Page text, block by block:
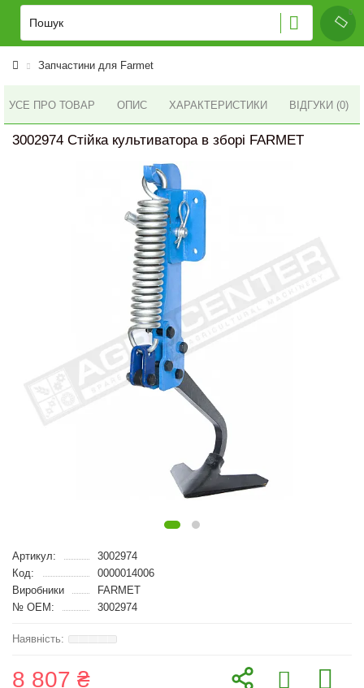
Запчастини для Farmet
УСЕ ПРО ТОВАР ОПИС ХАРАКТЕРИСТИКИ ВІДГУКИ (0)
3002974 Стійка культиватора в зборі FARMET
Артикул:
3002974
Код:
0000014006
Виробники
FARMET
№ OEM:
3002974
8 807 ₴